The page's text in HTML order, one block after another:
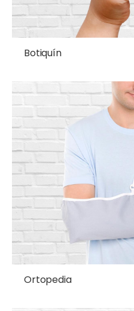
Botiquín
Ortopedia